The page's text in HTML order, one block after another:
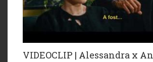
VIDEOCLIP | Alessandra x